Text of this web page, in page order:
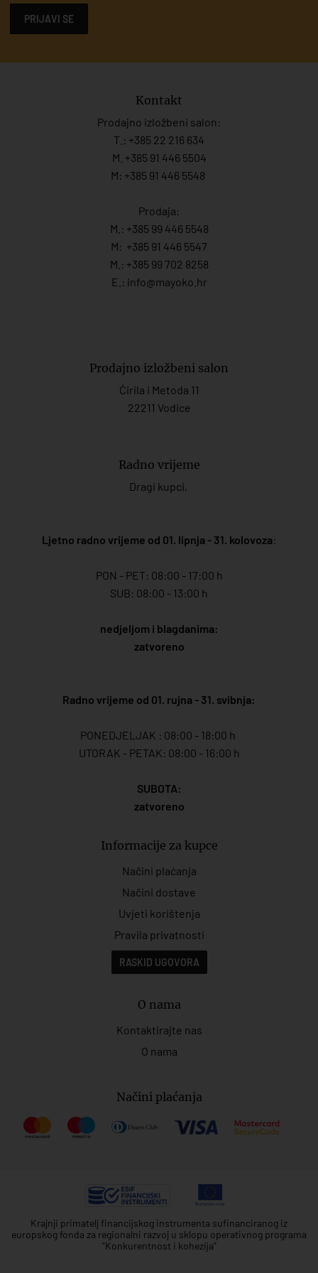
PRIJAVI SE
Kontakt
Prodajno izložbeni salon:
T.: +385 22 216 634
M. +385 91 446 5504
M: +385 91 446 5548
Prodaja:
M.: +385 99 446 5548
M: +385 91 446 5547
M.: +385 99 702 8258
E.: info@mayoko. hr
Prodajno izložbeni salon
Ćirila i Metoda 11
22211 Vodice
Radno vrijeme
Dragi kupci,
Ljetno radno vrijeme od 01. lipnja - 31. kolovoza:
PON - PET: 08:00 - 17:00 h
SUB: 08:00 - 13:00 h
nedjeljom i blagdanima:
zatvoreno
Radno vrijeme od 01. rujna - 31. svibnja:
PONEDJELJAK : 08:00 - 18:00 h
UTORAK - PETAK: 08:00 - 16:00 h
SUBOTA:
zatvoreno
Informacije za kupce
Načini plaćanja
Načini dostave
Uvjeti korištenja
Pravila privatnosti
RASKID UGOVORA
O nama
Kontaktirajte nas
O nama
Načini plaćanja
Krajnji primatelj financijskog instrumenta sufinanciranog iz
europskog fonda za regionalni razvoj u sklopu operativnog programa
"Konkurentnost i kohezija"